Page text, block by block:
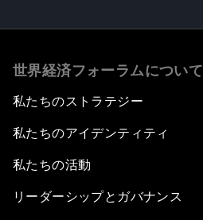
世界経済フォーラムについて
私たちのストラテジー
私たちのアイデンティティ
私たちの活動
リーダーシップとガバナンス